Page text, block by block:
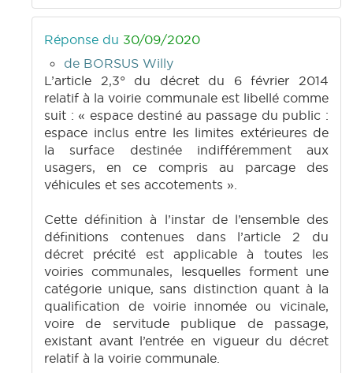
Réponse du 30/09/2020
de BORSUS Willy
L’article 2,3° du décret du 6 février 2014
relatif à la voirie communale est libellé comme
suit : « espace destiné au passage du public :
espace inclus entre les limites extérieures de
la surface destinée indifféremment aux
usagers, en ce compris au parcage des
véhicules et ses accotements ».
Cette définition à l’instar de l’ensemble des
définitions contenues dans l’article 2 du
décret précité est applicable à toutes les
voiries communales, lesquelles forment une
catégorie unique, sans distinction quant à la
qualification de voirie innomée ou vicinale,
voire de servitude publique de passage,
existant avant l’entrée en vigueur du décret
relatif à la voirie communale.